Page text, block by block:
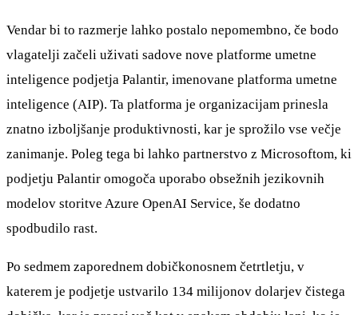
Vendar bi to razmerje lahko postalo nepomembno, če bodo
vlagatelji začeli uživati sadove nove platforme umetne
inteligence podjetja Palantir, imenovane platforma umetne
inteligence (AIP). Ta platforma je organizacijam prinesla
znatno izboljšanje produktivnosti, kar je sprožilo vse večje
zanimanje. Poleg tega bi lahko partnerstvo z Microsoftom, ki
podjetju Palantir omogoča uporabo obsežnih jezikovnih
modelov storitve Azure OpenAI Service, še dodatno
spodbudilo rast.
Po sedmem zaporednem dobičkonosnem četrtletju, v
katerem je podjetje ustvarilo 134 milijonov dolarjev čistega